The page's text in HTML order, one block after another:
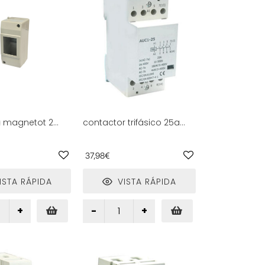
magnetot 2
protección de
RÁPIDA
contactor trifásico 25a
controlar motores y
37,98€
VISTA RÁPIDA